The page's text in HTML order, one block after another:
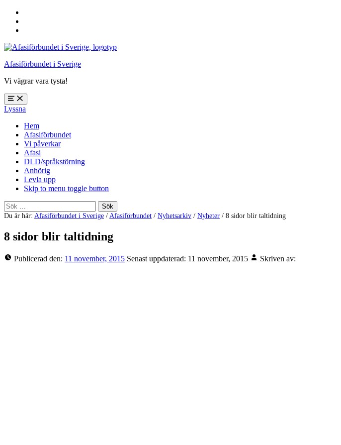
sidfoten
Afasiförbundet i Sverige
Vi vägrar vara tysta!
Öppna
meny:
%s
Lyssna
Hem
Afasiförbundet
Vi påverkar
Afasi
DLD/språkstörning
Anhörig
Levla upp
Skip to menu toggle button
Sök
efter:
Du är här: Afasiförbundet i Sverige /Afasiförbundet / Nyhetsarkiv / Nyheter / 8 sidor blir taltidning
8 sidor blir taltidning
Publicerad den: 11 november, 2015 Senast uppdaterad: 11 november, 2015 Skriven av: